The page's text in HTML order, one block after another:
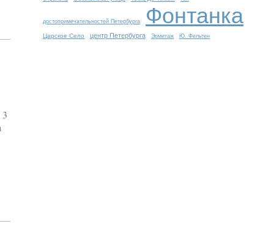
3
достопримечательностей Петербурга Фонтанка
Царское Село центр Петербурга Эрмитаж Ю. Фельтен